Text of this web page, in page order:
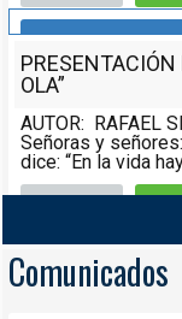
PRESENTACIÓN
OLA”
AUTOR: RAFAEL
Señoras y
dice: “En la vida
Comunicados